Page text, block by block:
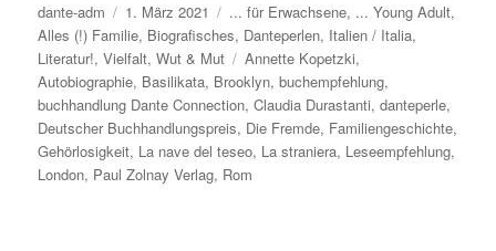
Autor
dante-adm
Veröffentlicht
am
1. März 2021 Kategorien
... für Erwachsene, ... Young Adult,
Alles (!) Familie, Biografisches, Danteperlen, Italien / Italia,
Literatur!,Vielfalt,Wut & Mut Schlagwörter
Annette Kopetzki,
Autobiographie, Basilikata, Brooklyn,buchempfehlung,
buchhandlung Dante Connection,Claudia Durastanti,danteperle,
Deutscher Buchhandlungspreis, Die Fremde, Familiengeschichte,
Gehörlosigkeit, La nave del teseo, La straniera, Leseempfehlung,
London, Paul Zolnay Verlag, Rom